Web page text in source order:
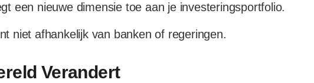
een nieuwe dimensie toe aan je investeringsportfolio.
niet afhankelijk van banken of regeringen.
Verandert